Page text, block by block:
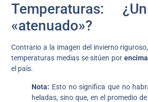
Temperaturas:
«atenuado»?
Contrario a la imagen del invierno
temperaturas medias se sitúen por
el país.
Nota: Esto no significa que no
heladas, sino que, en el promedio